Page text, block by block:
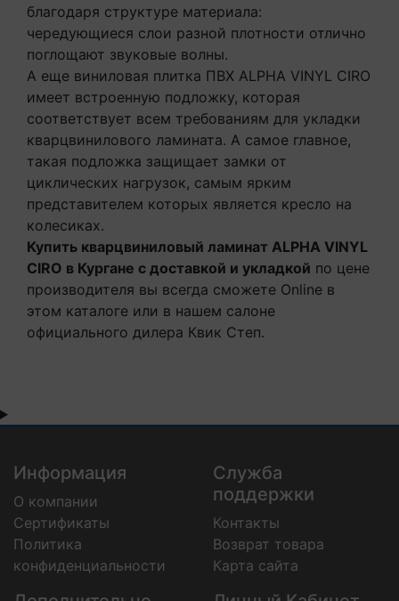
благодаря структуре материала:
чередующиеся слои разной плотности отлично
поглощают звуковые волны.
А еще виниловая плитка ПВХ ALPHA VINYL CIRO
имеет встроенную подложку, которая
соответствует всем требованиям для укладки
кварцвинилового ламината. А самое главное,
такая подложка защищает замки от
циклических нагрузок, самым ярким
представителем которых является кресло на
колесиках.
Купить кварцвиниловый ламинат ALPHA VINYL
CIRO в Кургане с доставкой и укладкой по цене
производителя вы всегда сможете Online в
этом каталоге или в нашем салоне
официального дилера Квик Степ.
Информация
О компании
Сертификаты
Политика
конфиденциальности
Служба
поддержки
Контакты
Возврат товара
Карта сайта